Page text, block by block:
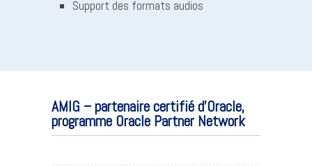
Support des formats audios
AMIG – partenaire certifié d’Oracle,
programme Oracle Partner Network